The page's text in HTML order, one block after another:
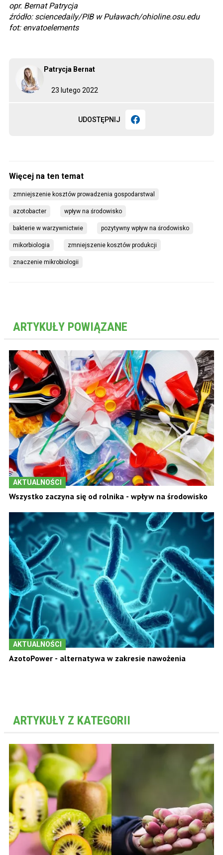
23 lutego 2022
Patrycja Bernat
UDOSTĘPNIJ
opr. Bernat Patrycja
źródło: sciencedaily/PIB w Puławach/ohioline.osu.edu
fot: envatoelements
zmniejszenie kosztów prowadzenia gospodarstwal
azotobacter wpływ na środowisko
bakterie w warzywnictwie pozytywny wpływ na środowisko
mikorbiologia zmniejszenie kosztów produkcji
znaczenie mikrobiologii
ARTYKUŁY POWIĄZANE
AKTUALNOŚCI
Wszystko zaczyna się od rolnika - wpływ na środowisko
AKTUALNOŚCI
AzotoPower - alternatywa w zakresie nawożenia
ARTYKUŁY Z KATEGORII